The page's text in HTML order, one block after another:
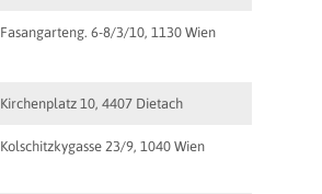
Fasangarteng. 6-8/3/10, 1130 Wien
Kirchenplatz 10, 4407 Dietach
Kolschitzkygasse 23/9, 1040 Wien